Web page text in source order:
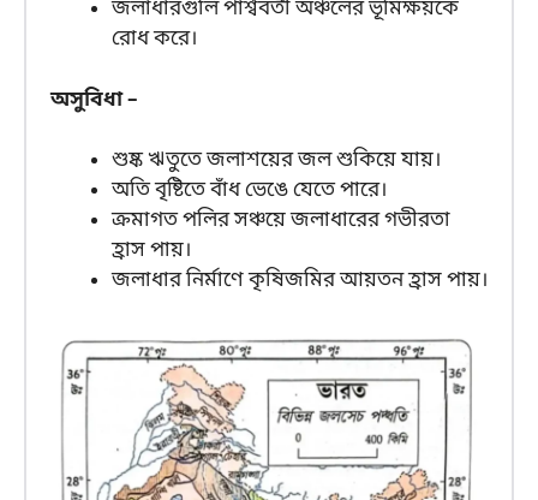
জলাধারগুলি পার্শ্ববর্তী অঞ্চলের ভূমিক্ষয়কে
রোধ করে।
অসুবিধা –
শুষ্ক ঋতুতে জলাশয়ের জল শুকিয়ে যায়।
অতি বৃষ্টিতে বাঁধ ভেঙে যেতে পারে।
ক্রমাগত পলির সঞ্চয়ে জলাধারের গভীরতা
হ্রাস পায়।
জলাধার নির্মাণে কৃষিজমির আয়তন হ্রাস পায়।